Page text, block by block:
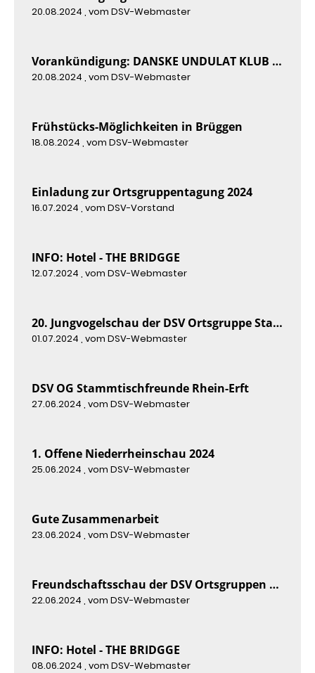
20.08.2024 , vom DSV-Webmaster
Vorankündigung: DANSKE UNDULAT KLUB - DM 2024
20.08.2024 , vom DSV-Webmaster
Frühstücks-Möglichkeiten in Brüggen
18.08.2024 , vom DSV-Webmaster
Einladung zur Ortsgruppentagung 2024
16.07.2024 , vom DSV-Vorstand
INFO: Hotel - THE BRIDGGE
12.07.2024 , vom DSV-Webmaster
20. Jungvogelschau der DSV Ortsgruppe Stammtischfreunde Rhein-Erft 2024
01.07.2024 , vom DSV-Webmaster
DSV OG Stammtischfreunde Rhein-Erft
27.06.2024 , vom DSV-Webmaster
1. Offene Niederrheinschau 2024
25.06.2024 , vom DSV-Webmaster
Gute Zusammenarbeit
23.06.2024 , vom DSV-Webmaster
Freundschaftsschau der DSV Ortsgruppen Lippstadt und Gladbeck 2024
22.06.2024 , vom DSV-Webmaster
INFO: Hotel - THE BRIDGGE
08.06.2024 , vom DSV-Webmaster